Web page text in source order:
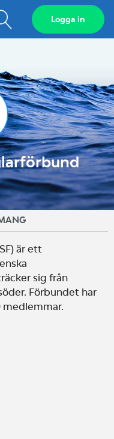
Visa
sökfält
Logga in
är ett
sig från
Förbundet har
medlemmar.